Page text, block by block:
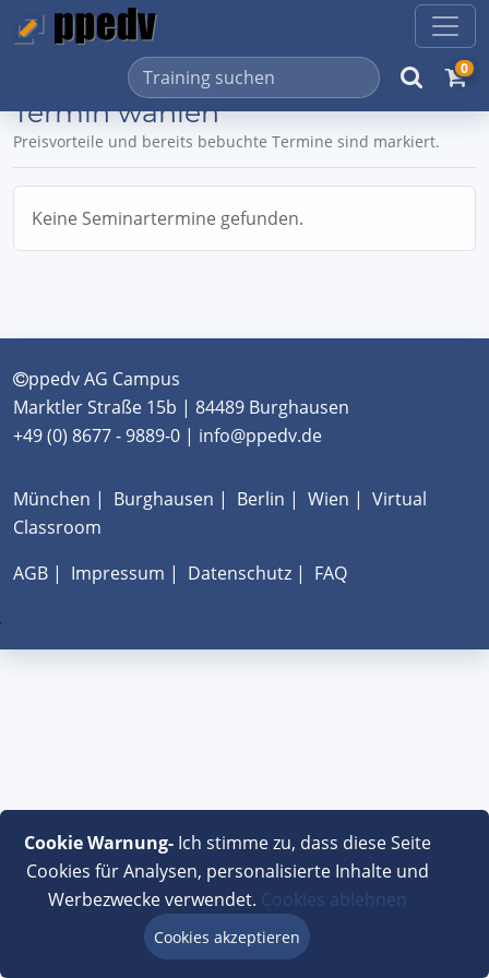
0
Termin wählen
Preisvorteile und bereits bebuchte Termine sind markiert.
Keine Seminartermine gefunden.
ppedv AG Campus
Marktler Straße 15b | 84489 Burghausen
+49 (0) 8677 - 9889-0 | info@ppedv.de
München | Burghausen | Berlin | Wien | Virtual
Classroom
AGB | Impressum | Datenschutz | FAQ
Cookie Warnung-Ich stimme zu, dass diese Seite
Cookies für Analysen, personalisierte Inhalte und
Werbezwecke verwendet. Cookies ablehnen
Cookies akzeptieren